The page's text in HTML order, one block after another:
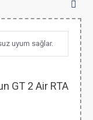
uyum sağlar.
GT 2 Air RTA